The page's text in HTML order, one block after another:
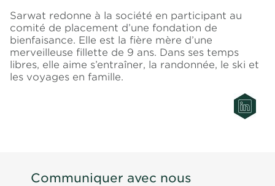
Sarwat redonne à la société en participant au
comité de placement d’une fondation de
bienfaisance. Elle est la fière mère d’une
merveilleuse fillette de 9 ans. Dans ses temps
libres, elle aime s’entraîner, la randonnée, le ski et
les voyages en famille.
Communiquer avec nous